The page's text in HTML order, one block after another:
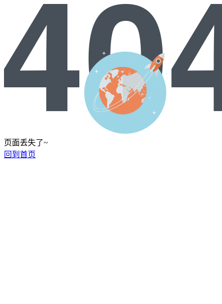
页面丢失了~
回到首页